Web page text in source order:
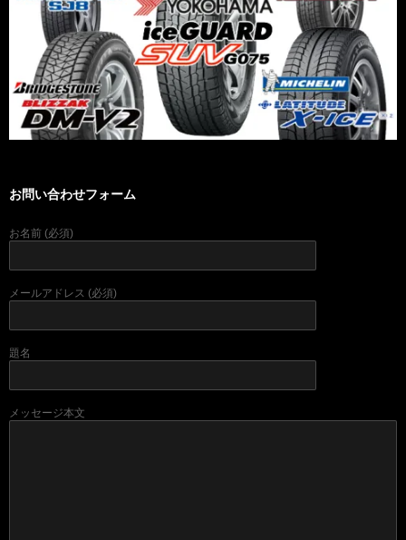
お問い合わせフォーム
お名前 (必須)
メールアドレス (必須)
題名
メッセージ本文